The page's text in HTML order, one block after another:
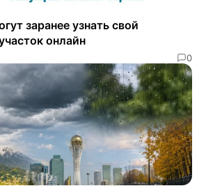
заранее узнать свой
онлайн
0